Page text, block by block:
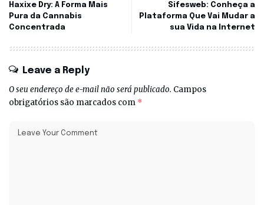
Haxixe Dry: A Forma Mais
Pura da Cannabis
Concentrada
Sifesweb: Conheça a
Plataforma Que Vai Mudar a
sua Vida na Internet
Leave a Reply
O seu endereço de e-mail não será publicado. Campos
obrigatórios são marcados com *